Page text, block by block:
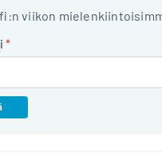
viikon
*